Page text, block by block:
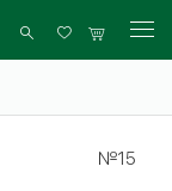
Войти
№15